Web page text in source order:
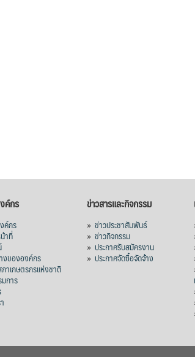
ค์กร
ค์กร
าที่
งขององค์กร
าเกษตรกรแห่งชาติ
การ
ข่าวสารและกิจกรรม
»ข่าวประชาสัมพันธ์
»ข่าวกิจกรรม
»ประกาศรับสมัครงาน
»ประกาศจัดซื้อจัดจ้าง